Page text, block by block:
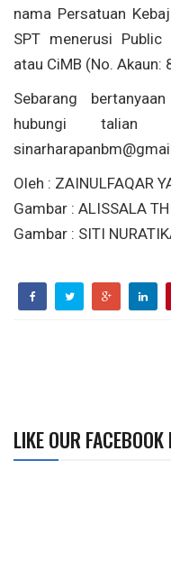
nama Persatuan
SPT menerusi
atau CiMB (No.
Sebarang
hubungi talian
Oleh : ZAINULFAQAR
Gambar : ALISSALA
Gambar : SITI
LIKE OUR FACEBOOK